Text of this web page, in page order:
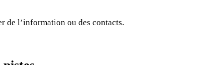
de l’information ou des contacts.